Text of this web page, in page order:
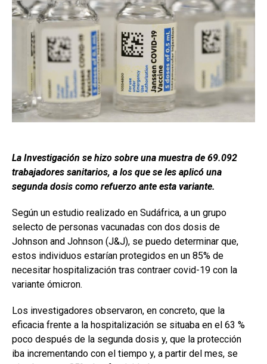
La Investigación se hizo sobre una muestra de 69.092
trabajadores sanitarios, a los que se les aplicó una
segunda dosis como refuerzo ante esta variante.
Según un estudio realizado en Sudáfrica, a un grupo
selecto de personas vacunadas con dos dosis de
Johnson and Johnson (J&J), se puedo determinar que,
estos individuos estarían protegidos en un 85% de
necesitar hospitalización tras contraer covid-19 con la
variante ómicron.
Los investigadores observaron, en concreto, que la
eficacia frente a la hospitalización se situaba en el 63 %
poco después de la segunda dosis y, que la protección
iba incrementando con el tiempo y, a partir del mes, se